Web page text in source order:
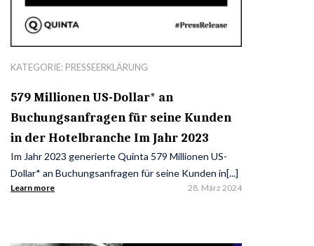
KATEGORIE: PRESSEERKLÄRUNG
579 Millionen US-Dollar* an
Buchungsanfragen für seine Kunden
in der Hotelbranche Im Jahr 2023
Im Jahr 2023 generierte Quinta 579 Millionen US-
Dollar* an Buchungsanfragen für seine Kunden in[...]
Learn more 28. März 2024